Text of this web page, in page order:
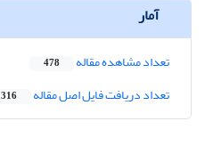
آمار
تعداد مشاهده مقاله 478
تعداد دریافت فایل اصل مقاله 316